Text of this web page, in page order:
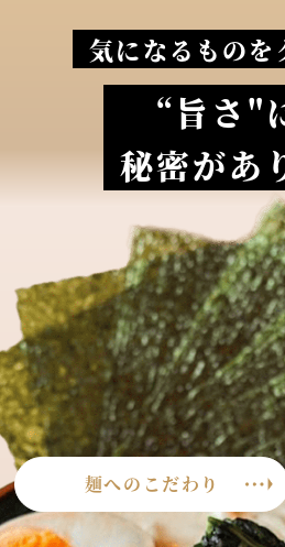
気になるもの
“旨さ"
秘密があ
麺へのこだわり